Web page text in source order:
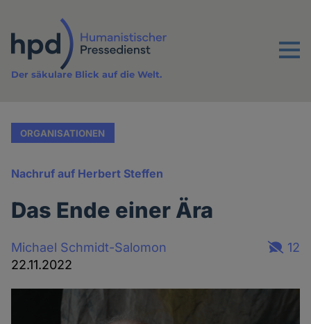
Inhalt
Menu
Der säkulare Blick auf die Welt.
ORGANISATIONEN
Nachruf auf Herbert Steffen
Das Ende einer Ära
Michael Schmidt-Salomon
22.11.2022
12